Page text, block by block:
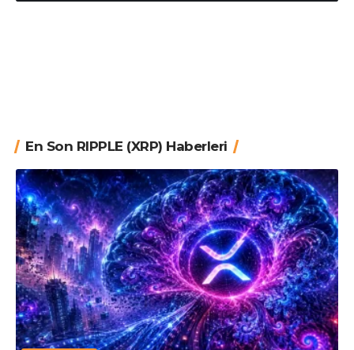
En Son RIPPLE (XRP) Haberleri